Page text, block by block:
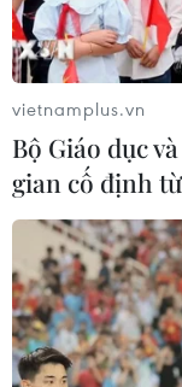
là 59 triệu kWh);
kWh (miền Bắc
vietnamplus.vn
Bộ Giáo dục
gian cố định